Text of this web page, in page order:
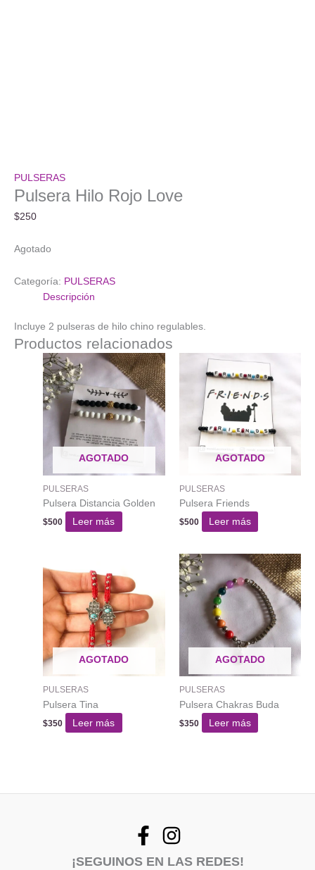
PULSERAS
Pulsera Hilo Rojo Love
$250
Agotado
Categoría: PULSERAS
Descripción
Incluye 2 pulseras de hilo chino regulables.
Productos relacionados
AGOTADO
PULSERAS
Pulsera Distancia Golden
$500 Leer más
AGOTADO
PULSERAS
Pulsera Friends
$500 Leer más
AGOTADO
PULSERAS
Pulsera Tina
$350 Leer más
AGOTADO
PULSERAS
Pulsera Chakras Buda
$350 Leer más
¡SEGUINOS EN LAS REDES!